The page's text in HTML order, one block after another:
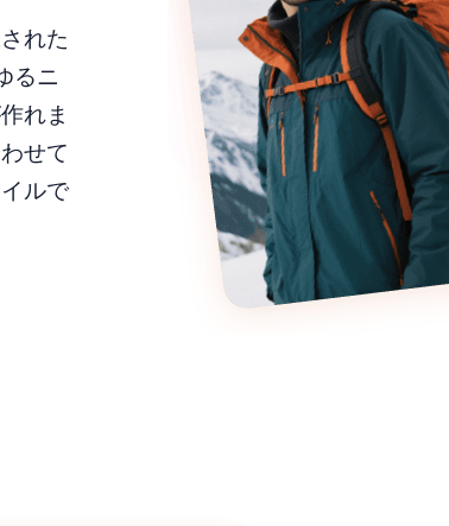
れた
るニ
れま
せて
ルで